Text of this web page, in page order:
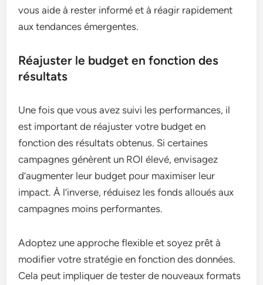
vous aide à rester informé et à réagir rapidement
aux tendances émergentes.
Réajuster le budget en fonction des
résultats
Une fois que vous avez suivi les performances, il
est important de réajuster votre budget en
fonction des résultats obtenus. Si certaines
campagnes génèrent un ROI élevé, envisagez
d’augmenter leur budget pour maximiser leur
impact. À l’inverse, réduisez les fonds alloués aux
campagnes moins performantes.
Adoptez une approche flexible et soyez prêt à
modifier votre stratégie en fonction des données.
Cela peut impliquer de tester de nouveaux formats